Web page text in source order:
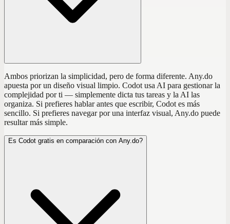
Ambos priorizan la simplicidad, pero de forma diferente. Any.do
apuesta por un diseño visual limpio. Codot usa AI para gestionar la
complejidad por ti — simplemente dicta tus tareas y la AI las
organiza. Si prefieres hablar antes que escribir, Codot es más
sencillo. Si prefieres navegar por una interfaz visual, Any.do puede
resultar más simple.
Es Codot gratis en comparación con Any.do?